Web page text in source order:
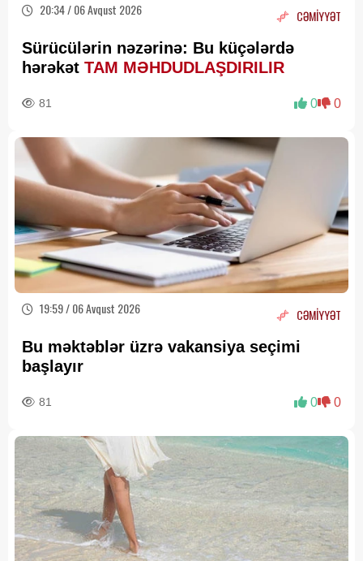
20:34 / 06 Avqust 2026 CƏMİYYƏT
Sürücülərin nəzərinə: Bu küçələrdə
hərəkət TAM MƏHDUDLAŞDIRILIR
81 0 0
19:59 / 06 Avqust 2026 CƏMİYYƏT
Bu məktəblər üzrə vakansiya seçimi
başlayır
81 0 0